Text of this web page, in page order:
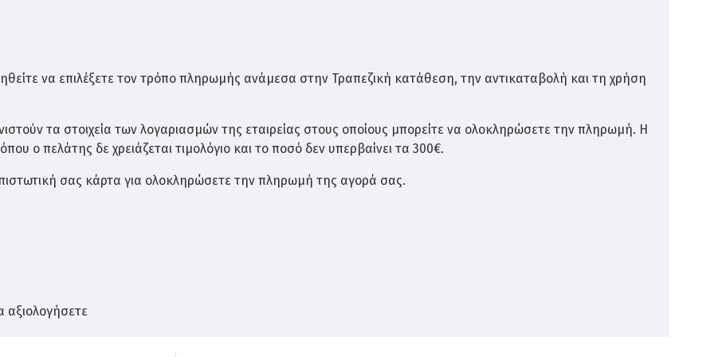
το ξύλο. Με αυτόν τον τρόπο εξασφαλίζουμε τη μέγιστη διάρκεια ζωής. Συνοπτικά τα πλεονεκτήματα
να επιλέξετε τον τρόπο πληρωμής ανάμεσα στην Τραπεζική κατάθεση, την αντικαταβολή και τη χρήση
τα στοιχεία των λογαριασμών της εταιρείας στους οποίους μπορείτε να ολοκληρώσετε την πληρωμή. Η
ο πελάτης δε χρειάζεται τιμολόγιο και το ποσό δεν υπερβαίνει τα 300€.
σας κάρτα για ολοκληρώσετε την πληρωμή της αγορά σας.
αξιολογήσετε